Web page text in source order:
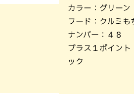
カラー：グリーン
フード：クルミも
ナンバー：４８
プラス１ポイント
ック